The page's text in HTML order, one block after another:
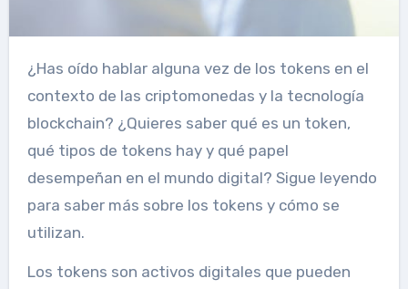
¿Has oído hablar alguna vez de los tokens en el
contexto de las criptomonedas y la tecnología
blockchain? ¿Quieres saber qué es un token,
qué tipos de tokens hay y qué papel
desempeñan en el mundo digital? Sigue leyendo
para saber más sobre los tokens y cómo se
utilizan.
Los tokens son activos digitales que pueden